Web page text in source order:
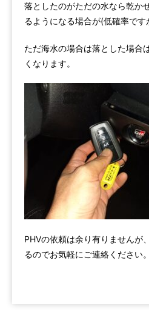
落としたのがただの水なら乾か
るようになる場合が(低確率です
ただ海水の場合は落とした場合
くなります。
PHVの依頼は余り有りませんが
るのでお気軽にご連絡ください。